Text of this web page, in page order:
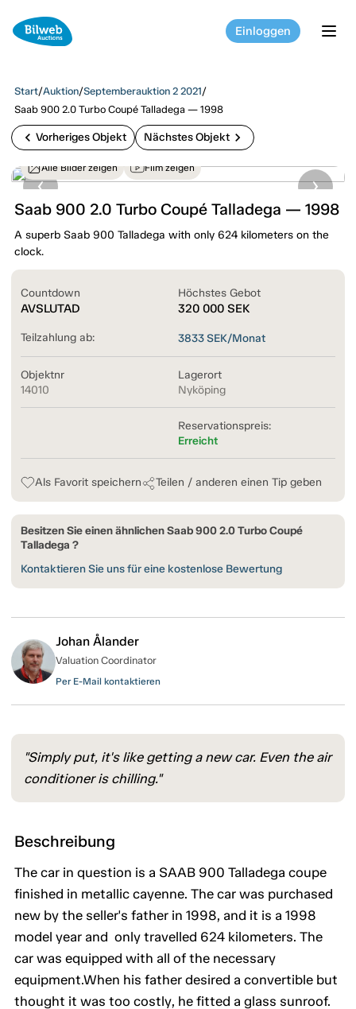
Einloggen
Start/Auktion/Septemberauktion 2 2021/
Saab 900 2.0 Turbo Coupé Talladega — 1998
chevron_left Vorheriges Objekt Nächstes Objekt chevron_right
Alle Bilder zeigen Film zeigen
Saab 900 2.0 Turbo Coupé Talladega — 1998
A superb Saab 900 Talladega with only 624 kilometers on the
clock.
Countdown
AVSLUTAD
Höchstes Gebot
320 000 SEK
Teilzahlung ab: 3833SEK/Monat
Objektnr
14010
Lagerort
Nyköping
Reservationspreis:
Erreicht
Als Favorit speichern Teilen / anderen einen Tip geben
Besitzen Sie einen ähnlichen Saab 900 2.0 Turbo Coupé
Talladega ?
Kontaktieren Sie uns für eine kostenlose Bewertung
Johan Ålander
Valuation Coordinator
Per E-Mail kontaktieren
"Simply put, it's like getting a new car. Even the air
conditioner is chilling."
Beschreibung
The car in question is a SAAB 900 Talladega coupe
finished in metallic cayenne. The car was purchased
new by the seller's father in 1998, and it is a 1998
model year and only travelled 624 kilometers. The
car was equipped with all of the necessary
equipment.When his father desired a convertible but
thought it was too costly, he fitted a glass sunroof.